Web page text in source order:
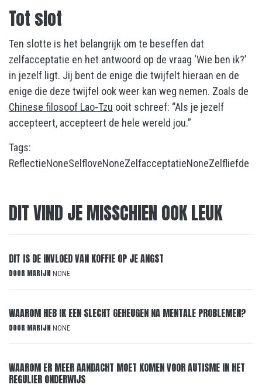
Tot slot
Ten slotte is het belangrijk om te beseffen dat
zelfacceptatie en het antwoord op de vraag ‘Wie ben ik?’
in jezelf ligt. Jij bent de enige die twijfelt hieraan en de
enige die deze twijfel ook weer kan weg nemen. Zoals de
Chinese filosoof Lao-Tzu ooit schreef: “Als je jezelf
accepteert, accepteert de hele wereld jou.”
Tags:
ReflectieNoneSelfloveNoneZelfacceptatieNoneZelfliefde
DIT VIND JE MISSCHIEN OOK LEUK
DIT IS DE INVLOED VAN KOFFIE OP JE ANGST
DOOR MARIJN NONE
WAAROM HEB IK EEN SLECHT GEHEUGEN NA MENTALE PROBLEMEN?
DOOR MARIJN NONE
WAAROM ER MEER AANDACHT MOET KOMEN VOOR AUTISME IN HET
REGULIER ONDERWIJS